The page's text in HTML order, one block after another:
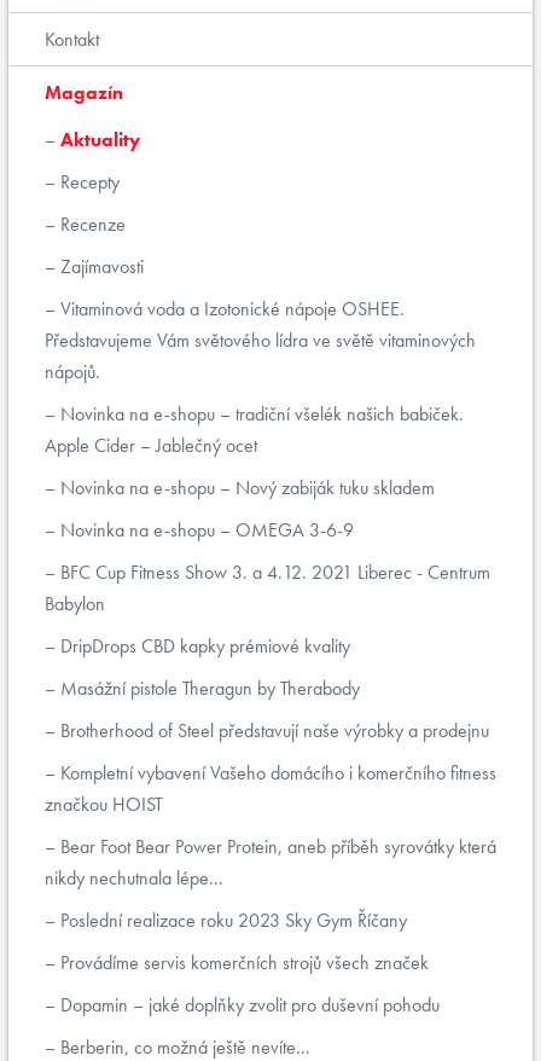
Kontakt
Magazín
Aktuality
Recepty
Recenze
Zajímavosti
Vitaminová voda a Izotonické nápoje OSHEE.
Představujeme Vám světového lídra ve světě vitaminových
nápojů.
Novinka na e-shopu – tradiční všelék našich babiček.
Apple Cider – Jablečný ocet
Novinka na e-shopu – Nový zabiják tuku skladem
Novinka na e-shopu – OMEGA 3-6-9
BFC Cup Fitness Show 3. a 4.12. 2021 Liberec - Centrum
Babylon
DripDrops CBD kapky prémiové kvality
Masážní pistole Theragun by Therabody
Brotherhood of Steel představují naše výrobky a prodejnu
Kompletní vybavení Vašeho domácího i komerčního fitness
značkou HOIST
Bear Foot Bear Power Protein, aneb příběh syrovátky která
nikdy nechutnala lépe...
Poslední realizace roku 2023 Sky Gym Říčany
Provádíme servis komerčních strojů všech značek
Dopamin – jaké doplňky zvolit pro duševní pohodu
Berberin, co možná ještě nevíte...